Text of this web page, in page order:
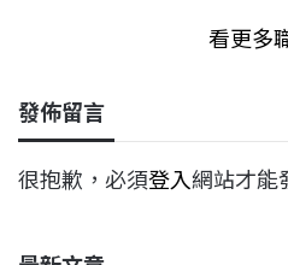
看更多
發佈留言
很抱歉，必須登入網站才能